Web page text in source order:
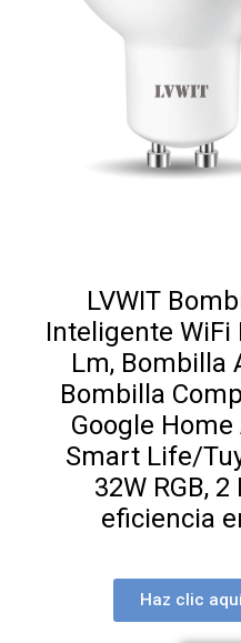
LVWIT
Inteligente WiFi
Lm, Bombilla
Bombilla
Google
Smart Life/
32W RGB, 2
eficiencia
Haz clic